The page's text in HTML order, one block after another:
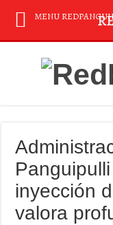
inyección
valora
MENU